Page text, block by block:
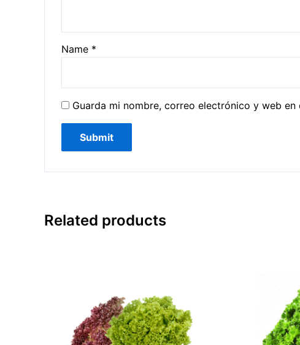
Name *
Guarda mi nombre, correo electrónico y web
Related products